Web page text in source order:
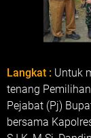
Langkat : Untuk
tenang
Pejabat (Pj)
bersama